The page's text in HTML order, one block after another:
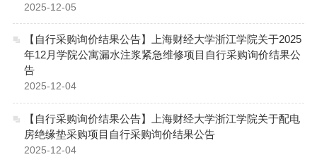
2025-12-05
【自行采购询价结果公告】上海财经大学浙江学院关于2025
年12月学院公寓漏水注浆紧急维修项目自行采购询价结果公
告
2025-12-04
【自行采购询价结果公告】上海财经大学浙江学院关于配电
房绝缘垫采购项目自行采购询价结果公告
2025-12-04